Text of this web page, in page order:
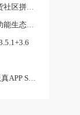
上线下会
版 v9.1.6
S3.6